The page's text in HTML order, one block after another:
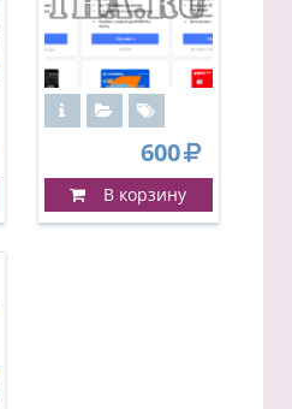
600
В корзину